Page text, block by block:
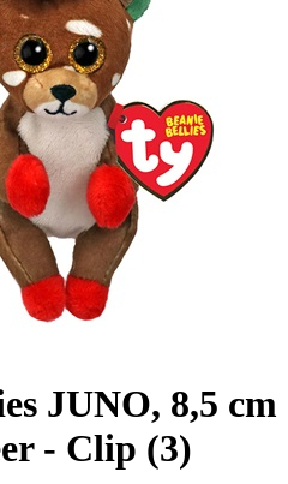
JUNO, 8,5 cm
- Clip (3)